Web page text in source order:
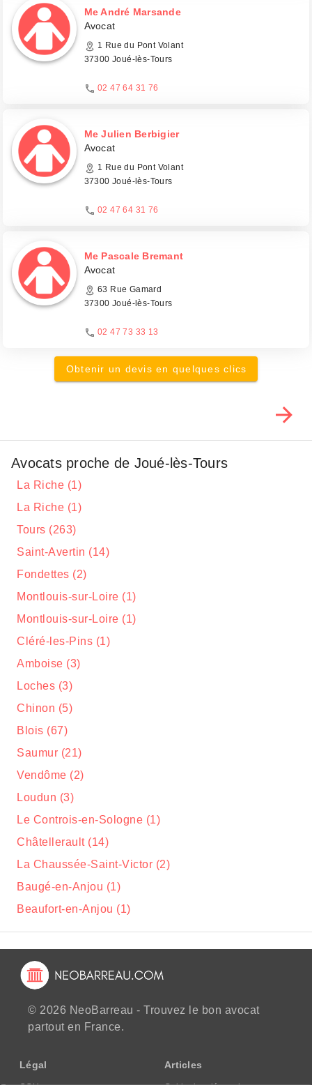
Me André Marsande
Avocat
1 Rue du Pont Volant
37300 Joué-lès-Tours
02 47 64 31 76
Me Julien Berbigier
Avocat
1 Rue du Pont Volant
37300 Joué-lès-Tours
02 47 64 31 76
Me Pascale Bremant
Avocat
63 Rue Gamard
37300 Joué-lès-Tours
02 47 73 33 13
Obtenir un devis en quelques clics
Avocats proche de Joué-lès-Tours
La Riche (1)
La Riche (1)
Tours (263)
Saint-Avertin (14)
Fondettes (2)
Montlouis-sur-Loire (1)
Montlouis-sur-Loire (1)
Cléré-les-Pins (1)
Amboise (3)
Loches (3)
Chinon (5)
Blois (67)
Saumur (21)
Vendôme (2)
Loudun (3)
Le Controis-en-Sologne (1)
Châtellerault (14)
La Chaussée-Saint-Victor (2)
Baugé-en-Anjou (1)
Beaufort-en-Anjou (1)
© 2026 NeoBarreau - Trouvez le bon avocat
partout en France.
Légal Articles